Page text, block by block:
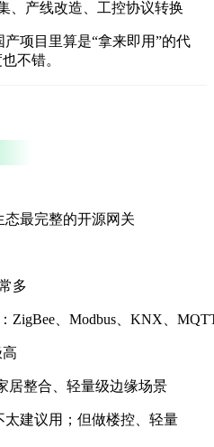
、产线改造、工控协议转换
项目里算是“拿来即用”的代
不错。
最完整的开源网关
多
ZigBee、Modbus、KNX、
居整合、轻量级边缘场景
太建议用；但做楼控、轻量